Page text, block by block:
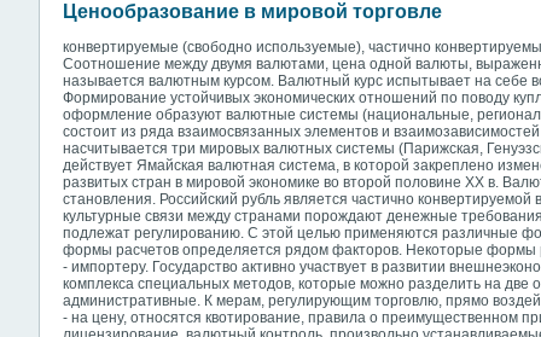
Ценообразование в мировой торговле
конвертируемые (свободно используемые), частично
Соотношение между двумя валютами, цена одной валюты,
называется валютным курсом. Валютный курс испытывает на себе
Формирование устойчивых экономических отношений по поводу
оформление образуют валютные системы (национальные,
состоит из ряда взаимосвязанных элементов и
насчитывается три мировых валютных системы (Парижская,
действует Ямайская валютная система, в которой закреплено
развитых стран в мировой экономике во второй половине XX в.
становления. Российский рубль является частично
культурные связи между странами порождают денежные
подлежат регулированию. С этой целью применяются различные
формы расчетов определяется рядом факторов. Некоторые формы
- импортеру. Государство активно участвует в развитии
комплекса специальных методов, которые можно разделить на две
административные. К мерам, регулирующим торговлю, прямо
- на цену, относятся квотирование, правила о преимущественном